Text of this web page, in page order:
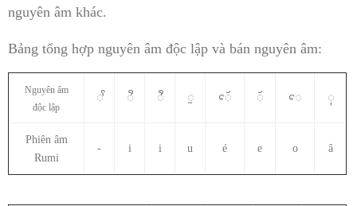
nguyên âm khác.
Bảng tổng hợp nguyên âm độc lập và bán nguyên âm:
Nguyên âm
độc lập
ꨩ ꨪ ꨫ ꨭ ꨯꨮ ꨮ ꨯ ꨲ
Phiên âm
Rumi
- i i u é e o â